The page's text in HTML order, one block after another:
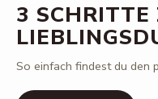
3 SCHRITTE
So einfach findest du den